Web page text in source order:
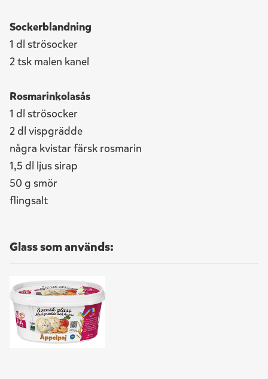
Sockerblandning
1 dl strösocker
2 tsk malen kanel
Rosmarinkolasås
1 dl strösocker
2 dl vispgrädde
några kvistar färsk rosmarin
1,5 dl ljus sirap
50 g smör
flingsalt
Glass som används: